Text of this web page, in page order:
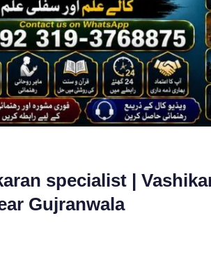
specialist |
Gujranwala